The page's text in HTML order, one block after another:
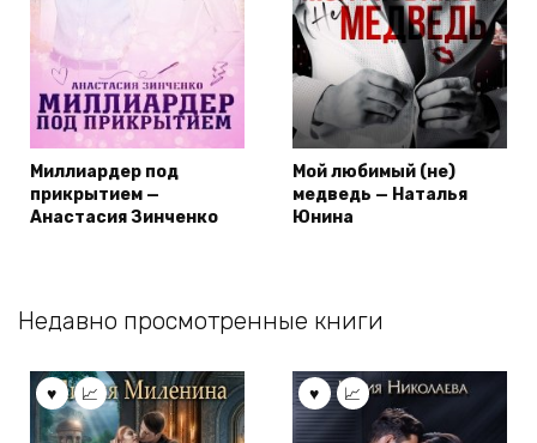
Миллиардер под
прикрытием —
Анастасия Зинченко
Мой любимый (не)
медведь — Наталья
Юнина
Недавно просмотренные книги